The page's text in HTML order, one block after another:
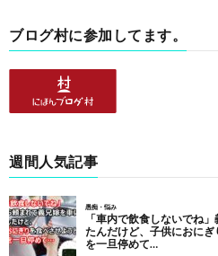
ブログ村に参加してます。
週間人気記事